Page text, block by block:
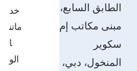
خد
ماتن
ا
الو
الطابق السابع،
مبنى مكاتب إم
سكوير
المنخول، دبي،